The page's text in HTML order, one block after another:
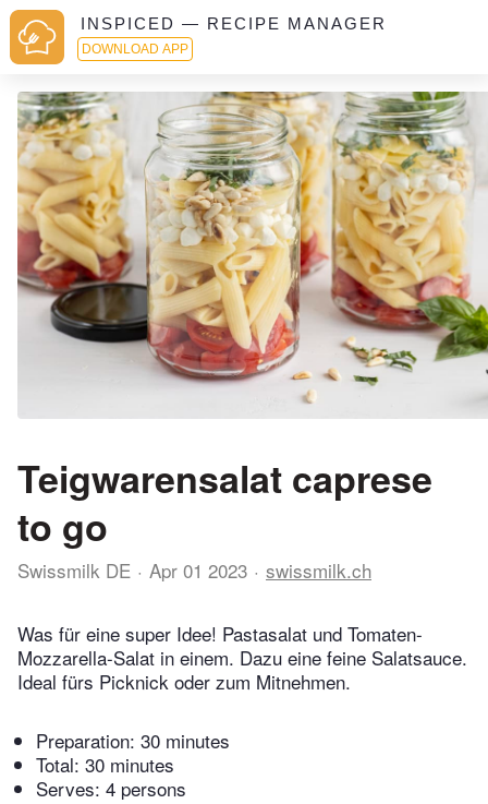
INSPICED — RECIPE MANAGER
DOWNLOAD APP
Teigwarensalat caprese
to go
Swissmilk DE Apr 01 2023 swissmilk.ch
Was für eine super Idee! Pastasalat und Tomaten-
Mozzarella-Salat in einem. Dazu eine feine Salatsauce.
Ideal fürs Picknick oder zum Mitnehmen.
Preparation: 30 minutes
Total: 30 minutes
Serves: 4 persons